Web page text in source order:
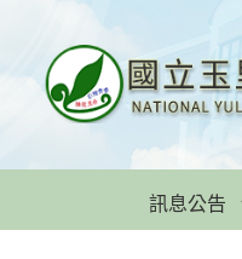
訊息公告